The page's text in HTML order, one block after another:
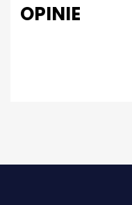
OPINIE